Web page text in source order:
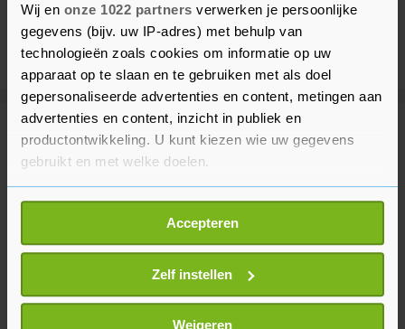
Wij en onze 1022 partners verwerken je persoonlijke
gegevens (bijv. uw IP-adres) met behulp van
technologieën zoals cookies om informatie op uw
apparaat op te slaan en te gebruiken met als doel
gepersonaliseerde advertenties en content, metingen aan
advertenties en content, inzicht in publiek en
productontwikkeling. U kunt kiezen wie uw gegevens
gebruikt en met welke doelen.
Als u het toestaat, willen we ook graag:
Informatie verzamelen over uw geografische
locatie, die tot een paar meter nauwkeurig kan zijn
Uw apparaat identificeren door het actief te
scannen op specifieke eigenschappen (fingerprinting)
Lees meer over hoe uw persoonlijke gegevens worden
Accepteren
Zelf instellen
Weigeren
Meer uit Binnenland
Reclamewaakhond hekelt
campagne tegen Europese
57 minuten geleden